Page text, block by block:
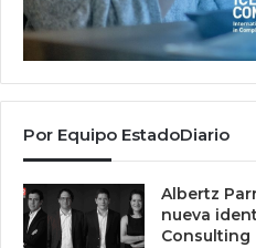
Por Equipo EstadoDiario
Albertz
nueva
Consulting